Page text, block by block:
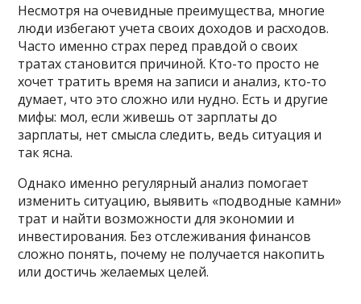
Несмотря на очевидные преимущества, многие
люди избегают учета своих доходов и расходов.
Часто именно страх перед правдой о своих
тратах становится причиной. Кто-то просто не
хочет тратить время на записи и анализ, кто-то
думает, что это сложно или нудно. Есть и другие
мифы: мол, если живешь от зарплаты до
зарплаты, нет смысла следить, ведь ситуация и
так ясна.
Однако именно регулярный анализ помогает
изменить ситуацию, выявить «подводные камни»
трат и найти возможности для экономии и
инвестирования. Без отслеживания финансов
сложно понять, почему не получается накопить
или достичь желаемых целей.